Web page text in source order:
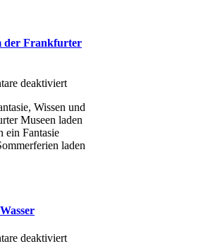
Familie!
der Frankfurter
deaktiviertfür
Ferienprogramm
der
Museen
Wissen und
Museen laden
ein Fantasie
laden
deaktiviertfür